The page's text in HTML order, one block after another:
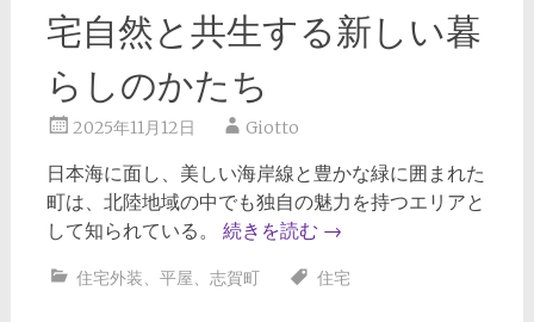
宅自然と共生する新しい暮
らしのかたち
2025年11月12日 Giotto
日本海に面し、美しい海岸線と豊かな緑に囲まれた
町は、北陸地域の中でも独自の魅力を持つエリアと
して知られている。 続きを読む →
住宅外装、 平屋、 志賀町 住宅